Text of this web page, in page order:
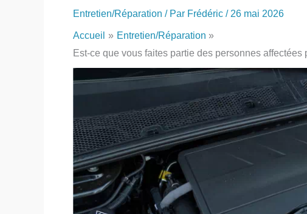
Entretien/Réparation / Par Frédéric / 26 mai 2026
Accueil
Entretien/Réparation
Est-ce que vous faites partie des personnes affectées